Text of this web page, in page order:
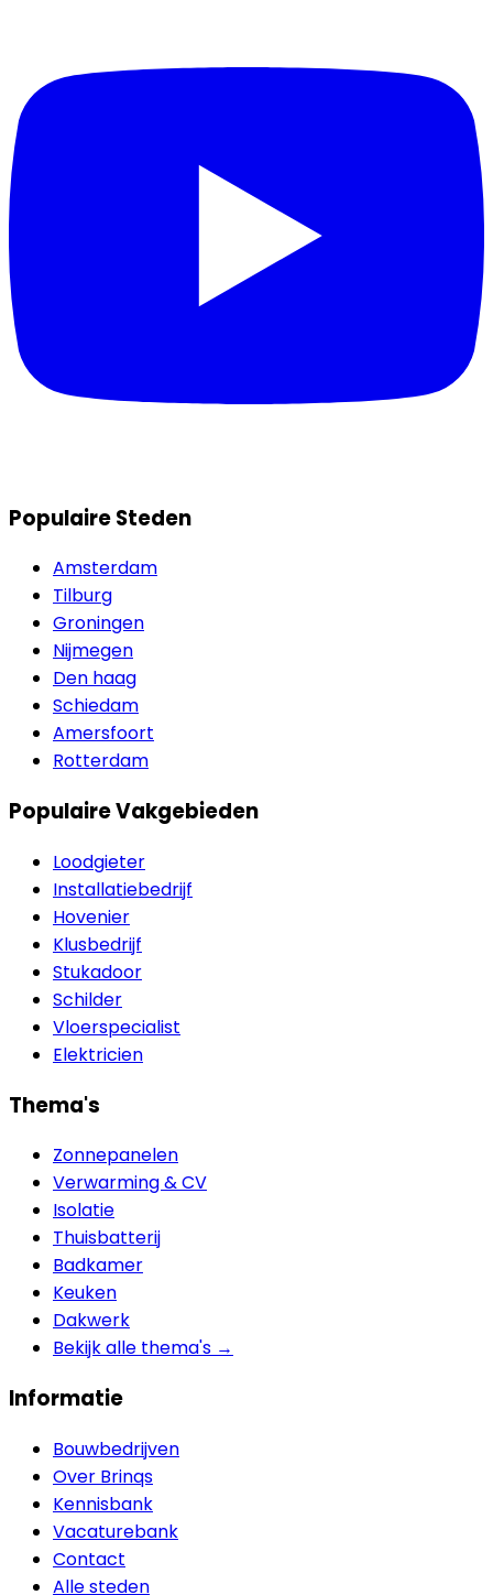
Populaire Steden
Amsterdam
Tilburg
Groningen
Nijmegen
Den haag
Schiedam
Amersfoort
Rotterdam
Populaire Vakgebieden
Loodgieter
Installatiebedrijf
Hovenier
Klusbedrijf
Stukadoor
Schilder
Vloerspecialist
Elektricien
Thema's
Zonnepanelen
Verwarming & CV
Isolatie
Thuisbatterij
Badkamer
Keuken
Dakwerk
Bekijk alle thema's →
Informatie
Bouwbedrijven
Over Brinqs
Kennisbank
Vacaturebank
Contact
Alle steden